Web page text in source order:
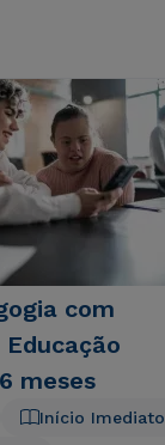
com
meses
Início Imediato